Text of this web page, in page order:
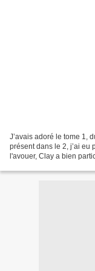
J’avais adoré le tome 1,
présent dans le 2, j’ai eu
l'avouer, Clay a bien